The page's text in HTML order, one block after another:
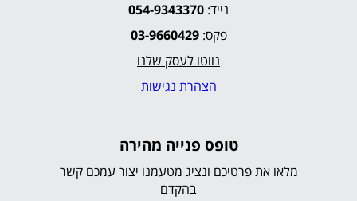
נייד: 054-9343370
פקס:03-9660429
נווטו לעסק שלנו
הצהרת נגישות
טופס פנייה מהירה
מלאו את פרטיכם ונציג מטעמנו יצור עמכם קשר
בהקדם